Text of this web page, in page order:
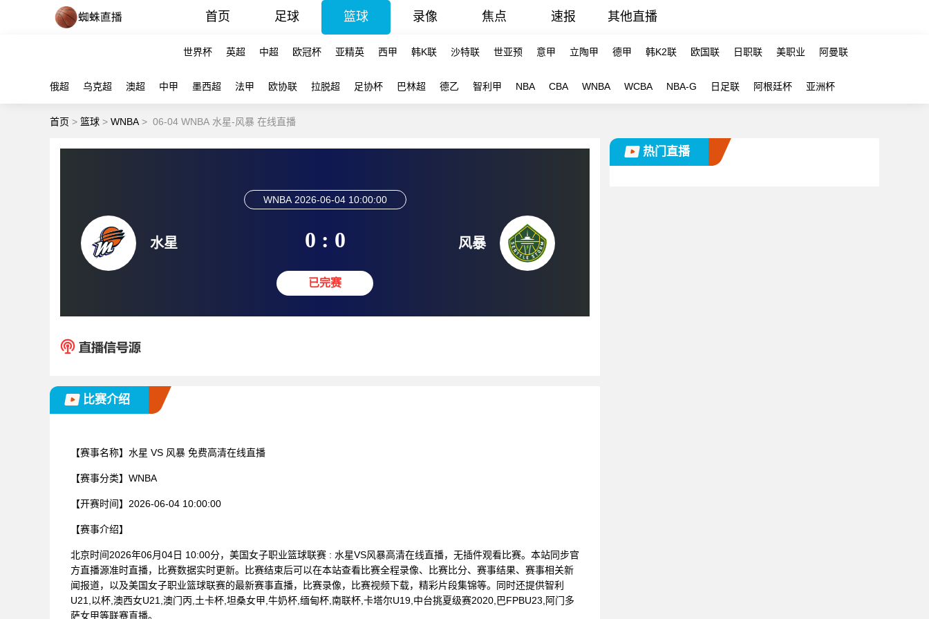
首页 足球 篮球 录像 焦点 速报 其他直播
世界杯 英超 中超 欧冠杯 亚精英 西甲 韩K联 沙特联 世亚预 意甲 立陶甲 德甲 韩K2联 欧国联 日职联 美职业 阿曼联
俄超 乌克超 澳超 中甲 墨西超 法甲 欧协联 拉脱超 足协杯 巴林超 德乙 智利甲 NBA CBA WNBA WCBA NBA-G 日足联 阿根廷杯 亚洲杯
首页 > 篮球 > WNBA > 06-04 WNBA 水星-风暴 在线直播
水星
WNBA 2026-06-04 10:00:00
0 : 0
已完赛
风暴
比赛介绍
【赛事名称】 水星 VS 风暴 免费高清在线直播
【赛事分类】 WNBA
【开赛时间】 2026-06-04 10:00:00
【赛事介绍】
北京时间2026年06月04日 10:00分，美国女子职业篮球联赛 : 水星VS风暴高清在线直播，无插件观看比赛。本站同步官
方直播源准时直播，比赛数据实时更新。比赛结束后可以在本站查看比赛全程录像、比赛比分、赛事结果、赛事相关新
闻报道，以及美国女子职业篮球联赛的最新赛事直播，比赛录像，比赛视频下载，精彩片段集锦等。同时还提供智利
U21,以杯,澳西女U21,澳门丙,土卡杯,坦桑女甲,牛奶杯,缅甸杯,南联杯,卡塔尔U19,中台挑夏级赛2020,巴FPBU23,阿门多
萨女甲等联赛直播。
热门直播